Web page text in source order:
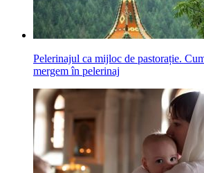
Pelerinajul ca mijloc de pastorație.
mergem în pelerinaj